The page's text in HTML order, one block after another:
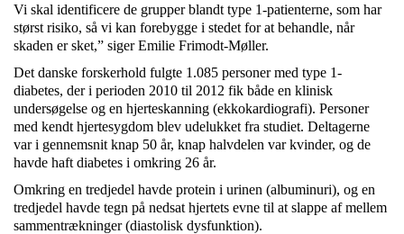
Vi skal identificere de grupper blandt type 1-patienterne, som har
størst risiko, så vi kan forebygge i stedet for at behandle, når
skaden er sket,” siger Emilie Frimodt-Møller.
Det danske forskerhold fulgte 1.085 personer med type 1-
diabetes, der i perioden 2010 til 2012 fik både en klinisk
undersøgelse og en hjerteskanning (ekkokardiografi). Personer
med kendt hjertesygdom blev udelukket fra studiet. Deltagerne
var i gennemsnit knap 50 år, knap halvdelen var kvinder, og de
havde haft diabetes i omkring 26 år.
Omkring en tredjedel havde protein i urinen (albuminuri), og en
tredjedel havde tegn på nedsat hjertets evne til at slappe af mellem
sammentrækninger (diastolisk dysfunktion).